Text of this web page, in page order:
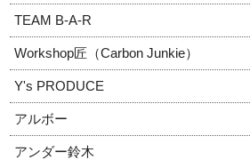
TEAM B-A-R
Workshop匠（Carbon Junkie）
Y's PRODUCE
アルボー
アンダー鈴木